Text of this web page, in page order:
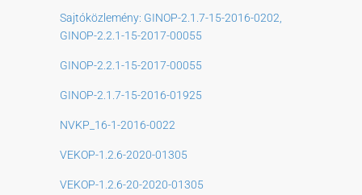
Sajtóközlemény: GINOP-2.1.7-15-2016-0202,
GINOP-2.2.1-15-2017-00055
GINOP-2.2.1-15-2017-00055
GINOP-2.1.7-15-2016-01925
NVKP_16-1-2016-0022
VEKOP-1.2.6-2020-01305
VEKOP-1.2.6-20-2020-01305